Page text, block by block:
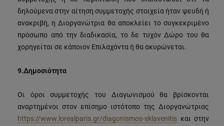
δηλούμενα στην αίτηση συμμετοχής στοιχεία ήταν ψευδή ή
ανακριβή, η Διοργανώτρια θα αποκλείει το συγκεκριμένο
πρόσωπο από την διαδικασία, το δε τυχόν Δώρο του θα
χορηγείται σε κάποιον Επιλαχόντα ή θα ακυρώνεται.
9.Δημοσιότητα
Οι όροι συμμετοχής του Διαγωνισμού θα βρίσκονται
αναρτημένοι στον επίσημο ιστότοπο της Διοργανώτριας
https://www.lorealparis.gr/diagonismos-sklavenitis και στην